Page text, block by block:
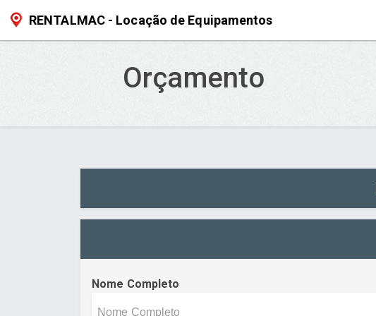
RENTALMAC - Locação de Equipamentos
Orçamento
Nome Completo